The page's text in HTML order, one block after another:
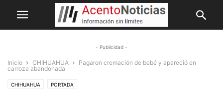
- Publicidad -
Inicio CHIHUAHUA
Pagaron cremación de bebé y apareció en
carroza abandonada
CHIHUAHUA PORTADA